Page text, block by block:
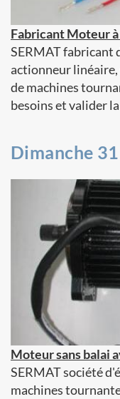
Fabricant Moteur
SERMAT fabricant
actionneur
de machines
besoins et valider
Dimanche
Moteur sans balai
SERMAT société
machines